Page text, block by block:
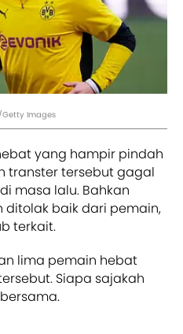
Images
yang hampir pindah
transter tersebut gagal
masa lalu. Bahkan
baik dari pemain,
terkait.
lima pemain hebat
Siapa sajakah